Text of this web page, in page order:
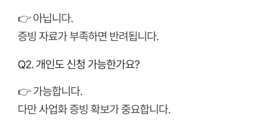
👉 아닙니다.
증빙 자료가 부족하면 반려됩니다.
Q2. 개인도 신청 가능한가요?
👉 가능합니다.
다만 사업화 증빙 확보가 중요합니다.